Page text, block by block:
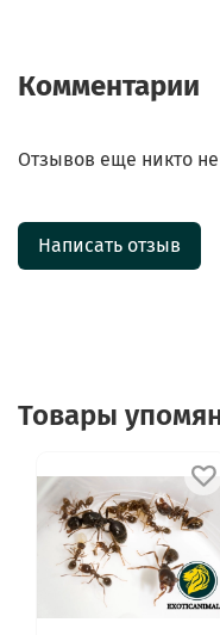
Комментарии
Отзывов еще никто не
Написать отзыв
Товары